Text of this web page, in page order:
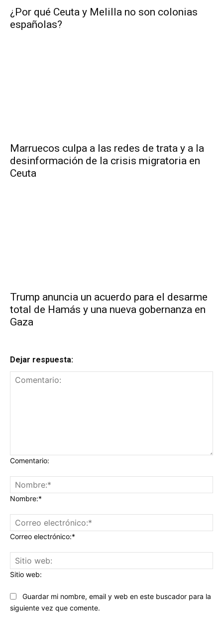
¿Por qué Ceuta y Melilla no son colonias
españolas?
Marruecos culpa a las redes de trata y a la
desinformación de la crisis migratoria en
Ceuta
Trump anuncia un acuerdo para el desarme
total de Hamás y una nueva gobernanza en
Gaza
Dejar respuesta:
Comentario:
Nombre:*
Correo electrónico:*
Sitio web:
Guardar mi nombre, email y web en este buscador para la
siguiente vez que comente.